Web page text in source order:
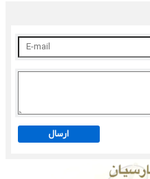
ارسال